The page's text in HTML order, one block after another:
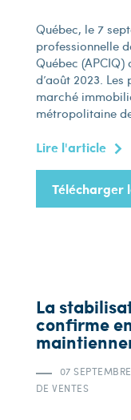
Québec, le 7
professionnelle
Québec
d’août 2023.
marché
métropolitaine
Lire l'article
Télécharger
La
confirme
07
DE VENTES